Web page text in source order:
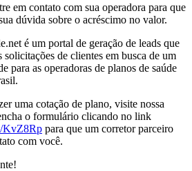
em contato com sua operadora para que
dúvida sobre o acréscimo no valor.
é um portal de geração de leads que
solicitações de clientes em busca de um
para as operadoras de planos de saúde
uma cotação de plano, visite nossa
o formulário clicando no link
KvZ8Rp para que um corretor parceiro
com você.